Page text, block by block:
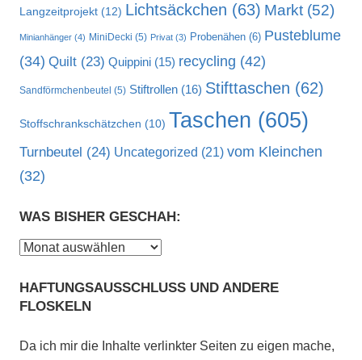
Langzeitprojekt (12) Lichtsäckchen (63) Markt (52)
Minianhänger (4) MiniDecki (5) Privat (3) Probenähen (6) Pusteblume
(34) Quilt (23) Quippini (15) recycling (42)
Sandförmchenbeutel (5) Stiftrollen (16) Stifttaschen (62)
Stoffschrankschätzchen (10) Taschen (605)
Turnbeutel (24) Uncategorized (21) vom Kleinchen
(32)
WAS BISHER GESCHAH:
Was
geschah:
HAFTUNGSAUSSCHLUSS UND ANDERE
FLOSKELN
Da ich mir die Inhalte verlinkter Seiten zu eigen mache,